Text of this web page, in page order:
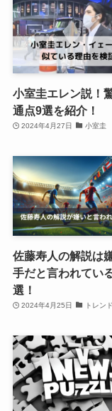
小室圭エレン説！
通点9選を紹介！
2024年4月27日 小室圭
佐藤寿人の解説は
手だと言われてい
選！
2024年4月25日 トレンド